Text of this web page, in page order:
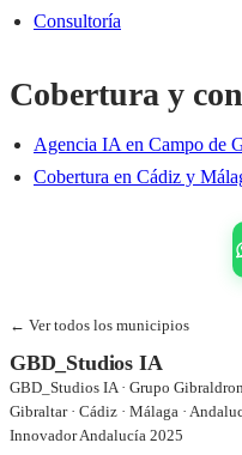
Consultoría
Cobertura y
Agencia IA en Campo de
Cobertura en Cádiz y
← Ver todos los municipios
GBD_Studios IA
GBD_Studios IA · Grupo
Gibraltar · Cádiz · Málaga ·
Innovador Andalucía 2025